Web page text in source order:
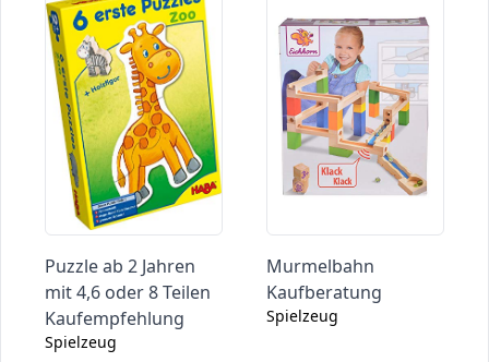
Puzzle ab 2 Jahren
mit 4,6 oder 8 Teilen
Kaufempfehlung
Spielzeug
Murmelbahn
Kaufberatung
Spielzeug